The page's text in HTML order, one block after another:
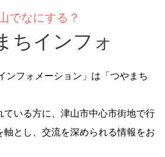
でなにする？
ちインフォ
ンフォメーション」は「つやまち
ている方に、津山市中心市街地で行
軸とし、交流を深められる情報をお